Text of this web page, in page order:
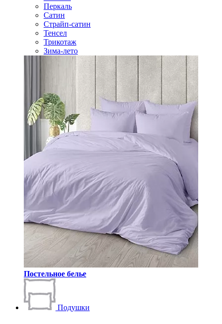
Перкаль
Сатин
Страйп-сатин
Тенсел
Трикотаж
Зима-лето
Постельное белье
Подушки